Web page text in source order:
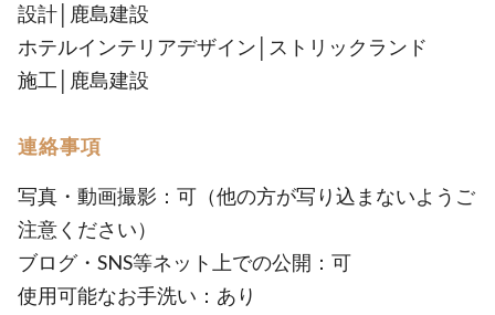
設計│鹿島建設
ホテルインテリアデザイン│ストリックランド
施工│鹿島建設
連絡事項
写真・動画撮影：可（他の方が写り込まないようご
注意ください）
ブログ・SNS等ネット上での公開：可
使用可能なお手洗い：あり